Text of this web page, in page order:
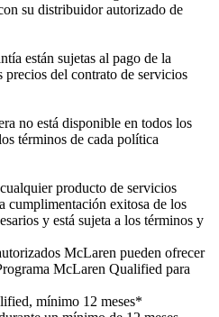
su distribuidor autorizado de
están sujetas al pago de la
precios del contrato de servicios
no está disponible en todos los
términos de cada política
producto de servicios
cumplimentación exitosa de los
y está sujeta a los términos y
McLaren pueden ofrecer
McLaren Qualified para
mínimo 12 meses*